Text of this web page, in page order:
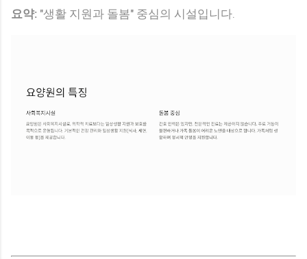
요약: "생활 지원과 돌봄" 중심의 시설입니다.